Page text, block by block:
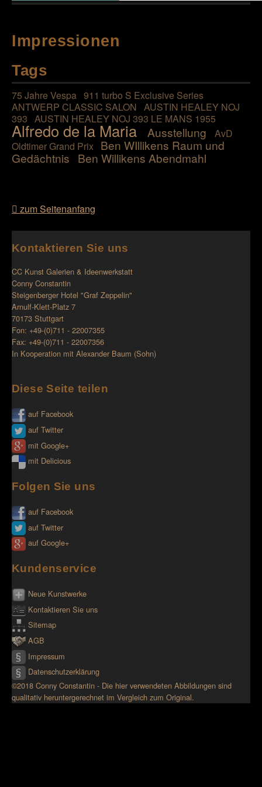
Impressionen
Tags
75 Jahre Vespa 911 turbo S Exclusive Series
ANTWERP CLASSIC SALON AUSTIN HEALEY NOJ
393 AUSTIN HEALEY NOJ 393 LE MANS 1955
Alfredo de la Maria Ausstellung
AvD
Oldtimer Grand Prix Ben WIllikens Raum und
Gedächtnis Ben Willikens Abendmahl
zum Seitenanfang
Kontaktieren Sie uns
CC Kunst Galerien & Ideenwerkstatt
Conny Constantin
Steigenberger Hotel "Graf Zeppelin"
Arnulf-Klett-Platz 7
70173 Stuttgart
Fon: +49-(0)711 - 22007355
Fax: +49-(0)711 - 22007356
In Kooperation mit Alexander Baum (Sohn)
Diese Seite teilen
auf Facebook
auf Twitter
mit Google+
mit Delicious
Folgen Sie uns
auf Facebook
auf Twitter
auf Google+
Kundenservice
Neue Kunstwerke
Kontaktieren Sie uns
Sitemap
AGB
Impressum
Datenschutzerklärung
©2018 Conny Constantin - Die hier verwendeten Abbildungen sind
qualitativ heruntergerechnet im Vergleich zum Original.